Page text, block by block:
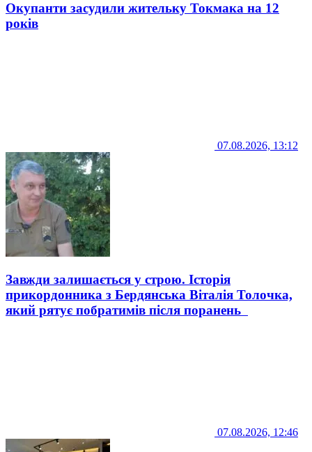
Окупанти засудили жительку Токмака на 12
років
07.08.2026, 13:12
Завжди залишається у строю. Історія
прикордонника з Бердянська Віталія Толочка,
який рятує побратимів після поранень
07.08.2026, 12:46